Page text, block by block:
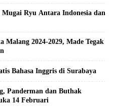
2024-2029, Made Tegak
Bahasa Inggris di Surabaya
Panderman dan Buthak
14 Februari